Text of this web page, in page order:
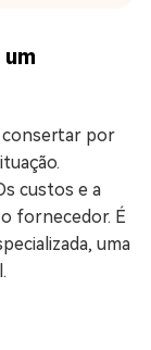
consertar por
custos e a
fornecedor. É
uma